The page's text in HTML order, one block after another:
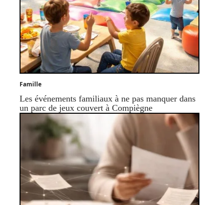
Famille
Les événements familiaux à ne pas manquer dans
un parc de jeux couvert à Compiègne